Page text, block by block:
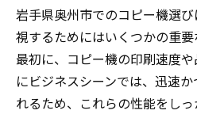
コピー機選びに欠か
方
地元ビジネスに最適
奥州市でコストパフォー
を探す
岩手県奥州市でのコピー機選
視するためにはいくつかの重
最初に、コピー機の印刷速度
にビジネスシーンでは、迅速
れるため、これらの性能をし